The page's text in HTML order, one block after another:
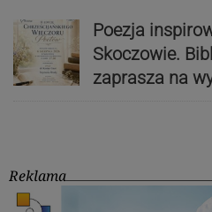
Poezja
Skoczowie.
zaprasza na
Reklama